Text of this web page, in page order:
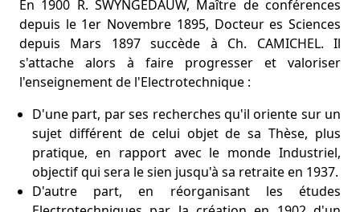
En 1900 R. SWYNGEDAUW, Maître de conférences
depuis le 1er Novembre 1895, Docteur es Sciences
depuis Mars 1897 succède à Ch. CAMICHEL. Il
s'attache alors à faire progresser et valoriser
l'enseignement de l'Electrotechnique :
D'une part, par ses recherches qu'il oriente sur un
sujet différent de celui objet de sa Thèse, plus
pratique, en rapport avec le monde Industriel,
objectif qui sera le sien jusqu'à sa retraite en 1937.
D'autre part, en réorganisant les études